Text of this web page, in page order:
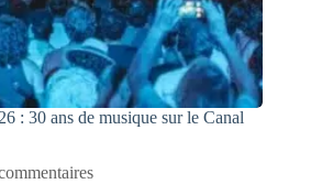
: 30 ans de musique sur le Canal